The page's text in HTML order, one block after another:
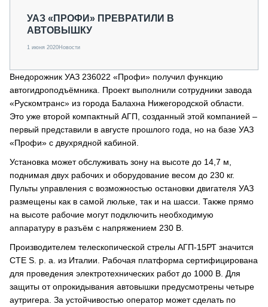
О ПРОЕКТЕ
УАЗ «ПРОФИ» ПРЕВРАТИЛИ В
АВТОВЫШКУ
1 июня 2020Новости
Внедорожник УАЗ 236022 «Профи» получил функцию
автогидроподъёмника. Проект выполнили сотрудники завода
«Рускомтранс» из города Балахна Нижегородской области.
Это уже второй компактный АГП, созданный этой компанией –
первый представили в августе прошлого года, но на базе УАЗ
«Профи» с двухрядной кабиной.
Установка может обслуживать зону на высоте до 14,7 м,
поднимая двух рабочих и оборудование весом до 230 кг.
Пульты управления с возможностью остановки двигателя УАЗ
размещены как в самой люльке, так и на шасси. Также прямо
на высоте рабочие могут подключить необходимую
аппаратуру в разъём с напряжением 230 В.
Производителем телескопической стрелы АГП-15РТ значится
CTE S. p. a. из Италии. Рабочая платформа сертифицирована
для проведения электротехнических работ до 1000 В. Для
защиты от опрокидывания автовышки предусмотрены четыре
аутригера. За устойчивостью оператор может сделать по